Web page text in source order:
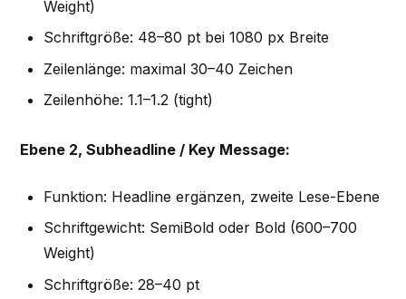
Weight)
Schriftgröße: 48–80 pt bei 1080 px Breite
Zeilenlänge: maximal 30–40 Zeichen
Zeilenhöhe: 1.1–1.2 (tight)
Ebene 2, Subheadline / Key Message:
Funktion: Headline ergänzen, zweite Lese-Ebene
Schriftgewicht: SemiBold oder Bold (600–700
Weight)
Schriftgröße: 28–40 pt